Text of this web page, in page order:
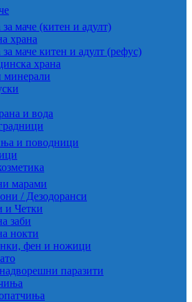
маче (китен и адулт)
храна
маче китен и адулт (рефус)
храна
и вода
и поводници
марами
/ Дезодоранси
и Четки
заби
нокти
фен и ножици
паразити